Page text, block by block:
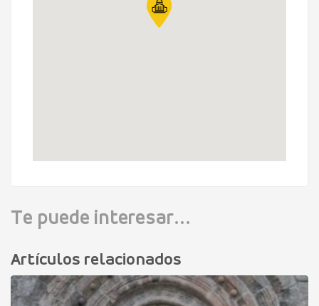
Te puede interesar...
Artículos relacionados